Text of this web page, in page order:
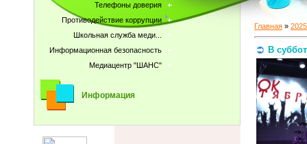
Телефоны доверия
Противодействие коррупции
Школьная служба меди...
Информационная безопасность
Медиацентр "ШАНС"
Информация
Главная » 2025
В